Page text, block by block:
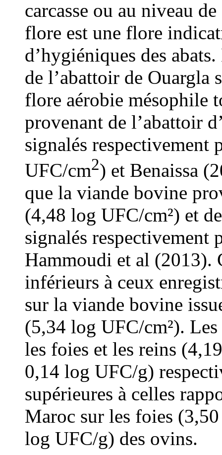
carcasse ou au niveau
flore est une flore
d’hygiéniques des
de l’abattoir de Ouargla
flore aérobie mésophile
provenant de l’abattoir
signalés respectivement
UFC/cm2) et Benaissa
que la viande bovine
(4,48 log UFC/cm²) et
signalés respectivement
Hammoudi et al (2013).
inférieurs à ceux
sur la viande bovine
(5,34 log UFC/cm²).
les foies et les reins
0,14 log UFC/g)
supérieures à celles
Maroc sur les foies
log UFC/g) des ovins.